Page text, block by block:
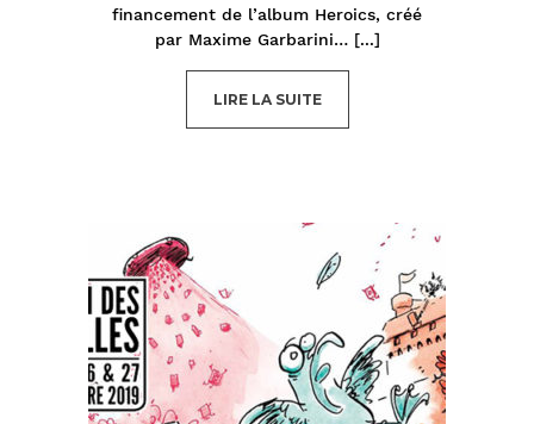
financement de l’album Heroics, créé
par Maxime Garbarini… [...]
LIRE LA SUITE